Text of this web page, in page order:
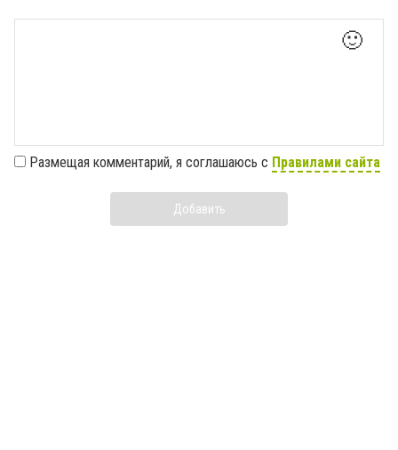
🙂
Размещая комментарий, я соглашаюсь с Правилами сайта
Добавить